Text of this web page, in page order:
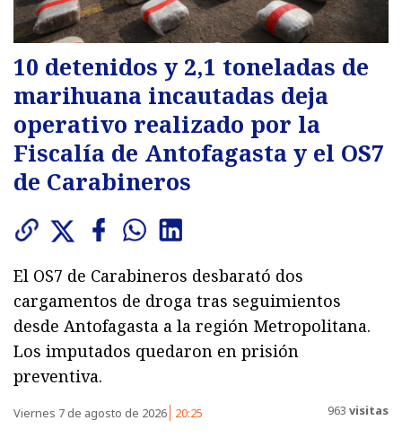
10 detenidos y 2,1 toneladas de
marihuana incautadas deja
operativo realizado por la
Fiscalía de Antofagasta y el OS7
de Carabineros
El OS7 de Carabineros desbarató dos
cargamentos de droga tras seguimientos
desde Antofagasta a la región Metropolitana.
Los imputados quedaron en prisión
preventiva.
Viernes 7 de agosto de 2026 20:25 963 visitas